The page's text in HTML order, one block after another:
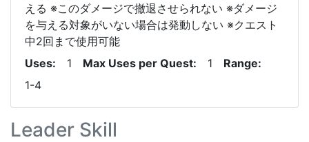
える ※このダメージで撤退させられない ※ダメージ
を与える対象がいない場合は発動しない ※クエスト
中2回まで使用可能
Uses
1 Max Uses per Quest 1
Range
1-4
Leader Skill